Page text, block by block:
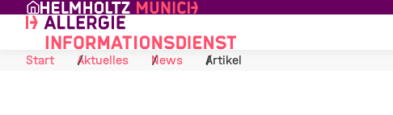
Skip to Content
Start
Aktuelles News Artikel